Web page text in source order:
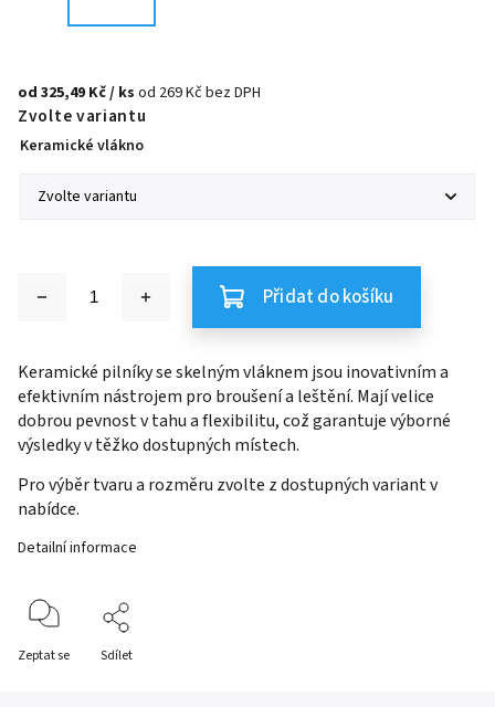
od 325,49 Kč/ ks od 269 Kčbez DPH
Zvolte variantu
Keramické vlákno
Přidat do košíku
Keramické pilníky se skelným vláknem jsou inovativním a
efektivním nástrojem pro broušení a leštění. Mají velice
dobrou pevnost v tahu a flexibilitu, což garantuje výborné
výsledky v těžko dostupných místech.
Pro výběr tvaru a rozměru zvolte z dostupných variant v
nabídce.
Detailní informace
Zeptat se Sdílet